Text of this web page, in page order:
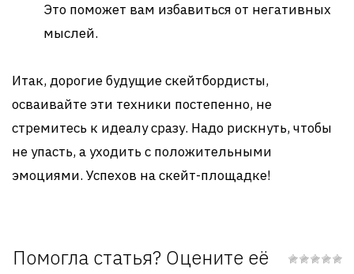
Это поможет вам избавиться от негативных
мыслей.
Итак, дорогие будущие скейтбордисты,
осваивайте эти техники постепенно, не
стремитесь к идеалу сразу. Надо рискнуть, чтобы
не упасть, а уходить с положительными
эмоциями. Успехов на скейт-площадке!
Помогла статья? Оцените её